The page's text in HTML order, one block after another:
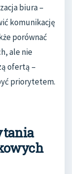
biura –
komunikację
porównać
ale nie
ofertą –
priorytetem.